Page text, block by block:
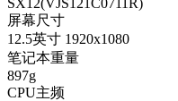
屏幕尺寸
12.5英寸 1920x1080
笔记本重量
897g
CPU主频